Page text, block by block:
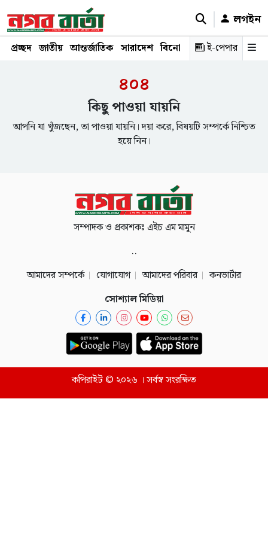
লগইন
প্রচ্ছদ জাতীয় আন্তর্জাতিক সারাদেশ বিনোদন রাজনীতি স্বাস্থ্য
ই-পেপার
৪০৪
কিছু পাওয়া যায়নি
আপনি যা খুঁজছেন, তা পাওয়া যায়নি। দয়া করে, বিষয়টি সম্পর্কে নিশ্চিত
হয়ে নিন।
সম্পাদক ও প্রকাশকঃ এইচ এম মামুন
..
আমাদের সম্পর্কে
যোগাযোগ আমাদের পরিবার
কনভার্টার
সোশ্যাল মিডিয়া
কপিরাইট © ২০২৬ । সর্বস্ব সংরক্ষিত